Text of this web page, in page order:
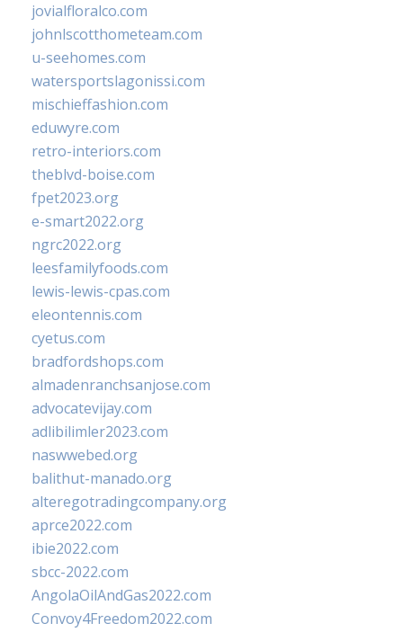
jovialfloralco.com
johnlscotthometeam.com
u-seehomes.com
watersportslagonissi.com
mischieffashion.com
eduwyre.com
retro-interiors.com
theblvd-boise.com
fpet2023.org
e-smart2022.org
ngrc2022.org
leesfamilyfoods.com
lewis-lewis-cpas.com
eleontennis.com
cyetus.com
bradfordshops.com
almadenranchsanjose.com
advocatevijay.com
adlibilimler2023.com
naswwebed.org
balithut-manado.org
alteregotradingcompany.org
aprce2022.com
ibie2022.com
sbcc-2022.com
AngolaOilAndGas2022.com
Convoy4Freedom2022.com